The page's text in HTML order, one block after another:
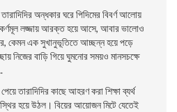
অন্ধকার ঘরে পিদিমের বিবর্ণ আলােয়
লজ্জায় আরক্ত হয়ে আসে, আবার ভালােও
কেমন এক সুখানুভূতিতে আচ্ছন্ন হয়ে পড়ে
নিজের বাড়ি গিয়ে ঘুমনাের সময়ও মানসচক্ষে
তারাদিদির কাছে আহরণ করা শিক্ষা ব্যর্থ
হয়ে উঠল। বিয়ের আয়ােজন মিটে যেতেই